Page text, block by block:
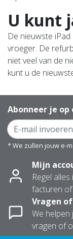
U kunt
De nieuwste
vroeger. De
niet veel van de
kunt u de
Abonneer je
* We zullen jouw e-
Mijn
Regel
facturen
Vragen
We
vragen of